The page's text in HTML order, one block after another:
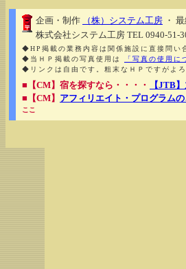
企画・制作 （株）システム工房 ・
株式会社システム工房 TEL 0940-51-
◆HP掲載の業務内容は関係施設に直接問い
◆当ＨＰ掲載の写真使用は
「写真の使用に
◆リンクは自由です。粗末なＨＰですがよろ
■【CM】宿を探すなら・・・・
【JTB
■【CM】 アフィリエイト・プログラム
ここ